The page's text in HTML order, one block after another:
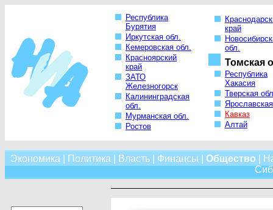
Республика
Бурятия
Иркутская обл.
Кемеровская обл.
Красноярский
край
ЗАТО
Железногорск
Калининградская
обл.
Мурманская обл.
Ростов
край
обл.
Томская
Республика
Хакасия
Тверская
Кавказ
Алтай
Экономика Политика Власть| Финансы Общество